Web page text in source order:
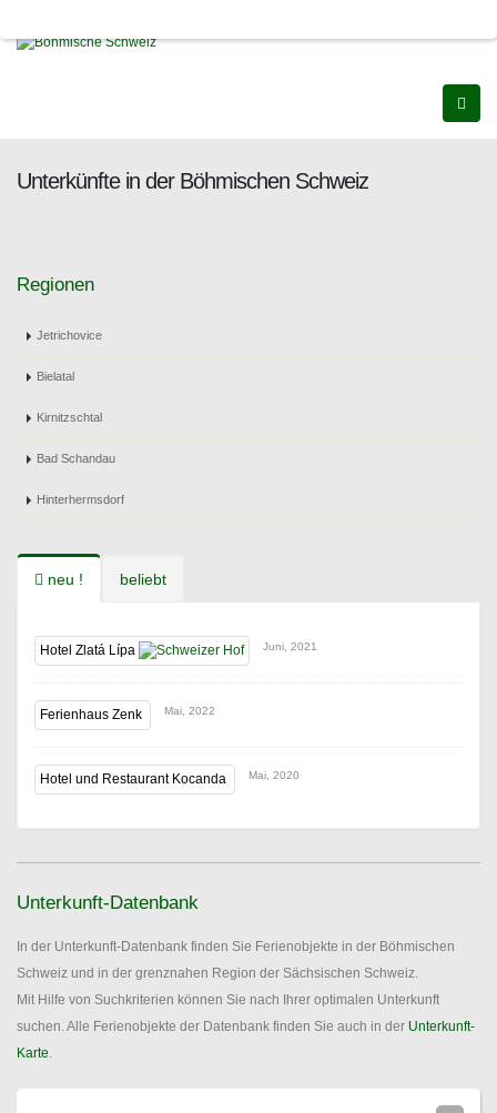
Unterkünfte in der Böhmischen Schweiz
Regionen
Jetrichovice
Bielatal
Kirnitzschtal
Bad Schandau
Hinterhermsdorf
neu ! beliebt
Hotel Zlatá Lípa Juni, 2021
Ferienhaus Zenk Mai, 2022
Hotel und Restaurant Kocanda Mai, 2020
Unterkunft-Datenbank
In der Unterkunft-Datenbank finden Sie Ferienobjekte in der Böhmischen
Schweiz und in der grenznahen Region der Sächsischen Schweiz.
Mit Hilfe von Suchkriterien können Sie nach Ihrer optimalen Unterkunft
suchen. Alle Ferienobjekte der Datenbank finden Sie auch in der Unterkunft-
Karte.